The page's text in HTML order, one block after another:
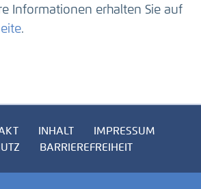
Informationen erhalten Sie auf
.
INHALT
IMPRESSUM
BARRIEREFREIHEIT